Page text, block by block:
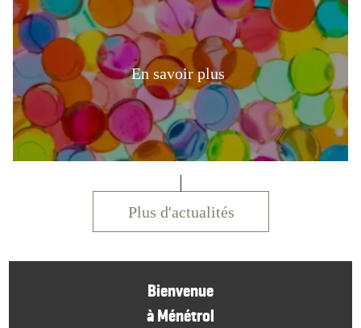
Plus d'actualités
Bienvenue
à Ménétrol